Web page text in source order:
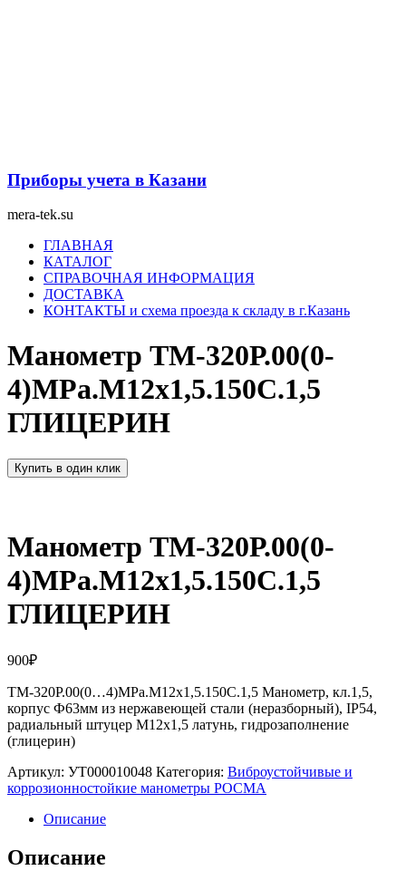
Приборы учета в Казани
mera-tek.su
МенюГЛАВНАЯ
КАТАЛОГ
СПРАВОЧНАЯ ИНФОРМАЦИЯ
ДОСТАВКА
КОНТАКТЫ и схема проезда к складу в г.Казань
Манометр ТМ-320Р.00(0-
4)MPa.М12х1,5.150С.1,5
ГЛИЦЕРИН
Купить в один клик
Манометр ТМ-320Р.00(0-
4)MPa.М12х1,5.150С.1,5
ГЛИЦЕРИН
900₽
ТМ-320Р.00(0…4)MPa.М12х1,5.150С.1,5 Манометр, кл.1,5,
корпус Ф63мм из нержавеющей стали (неразборный), IP54,
радиальный штуцер М12х1,5 латунь, гидрозаполнение
(глицерин)
Артикул: УТ000010048 Категория: Виброустойчивые и
коррозионностойкие манометры РОСМА
Описание
Описание